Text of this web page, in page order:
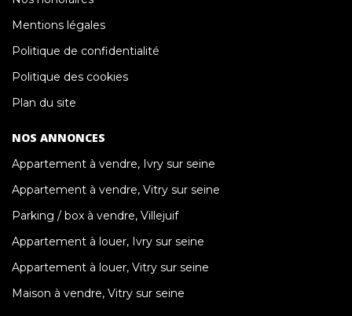
Mentions légales
Politique de confidentialité
Politique des cookies
Plan du site
NOS ANNONCES
Appartement à vendre, Ivry sur seine
Appartement à vendre, Vitry sur seine
Parking / box à vendre, Villejuif
Appartement à louer, Ivry sur seine
Appartement à louer, Vitry sur seine
Maison à vendre, Vitry sur seine